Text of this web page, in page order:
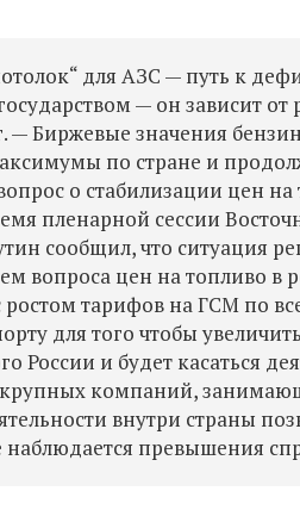
для АЗС — путь к
— он зависит
— Биржевые значения
по стране и
о стабилизации цен на
пленарной сессии
сообщил, что ситуация
вопроса цен на топливо в
тарифов на ГСМ по
для того чтобы
и будет касаться
компаний,
внутри страны
превышения